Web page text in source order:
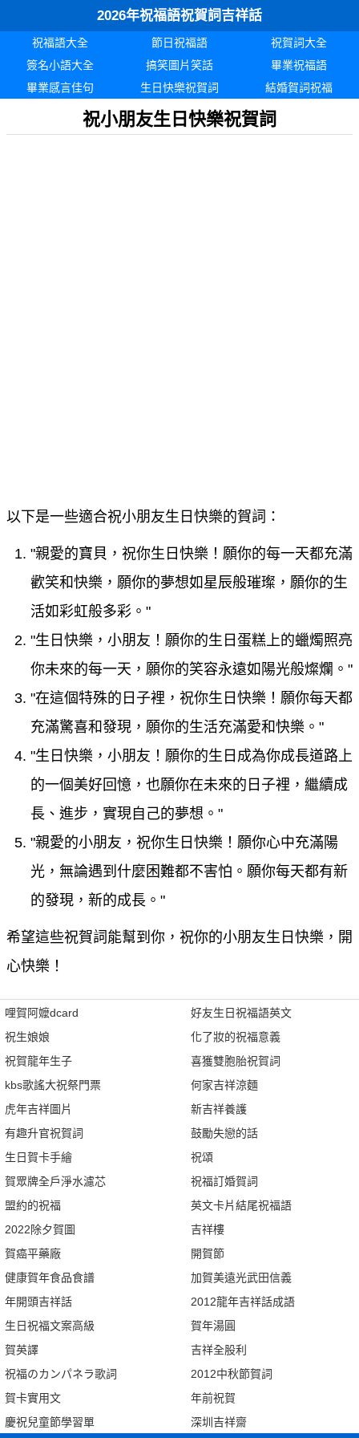
2026年祝福語祝賀詞吉祥話
祝福語大全 節日祝福語
祝賀詞大全
簽名小語大全
搞笑圖片笑話
畢業祝福語
畢業感言佳句
生日快樂祝賀詞 結婚賀詞祝福
祝小朋友生日快樂祝賀詞
以下是一些適合祝小朋友生日快樂的賀詞：
"親愛的寶貝，祝你生日快樂！願你的每一天都充滿
歡笑和快樂，願你的夢想如星辰般璀璨，願你的生
活如彩虹般多彩。"
"生日快樂，小朋友！願你的生日蛋糕上的蠟燭照亮
你未來的每一天，願你的笑容永遠如陽光般燦爛。"
"在這個特殊的日子裡，祝你生日快樂！願你每天都
充滿驚喜和發現，願你的生活充滿愛和快樂。"
"生日快樂，小朋友！願你的生日成為你成長道路上
的一個美好回憶，也願你在未來的日子裡，繼續成
長、進步，實現自己的夢想。"
"親愛的小朋友，祝你生日快樂！願你心中充滿陽
光，無論遇到什麼困難都不害怕。願你每天都有新
的發現，新的成長。"
希望這些祝賀詞能幫到你，祝你的小朋友生日快樂，開
心快樂！
哩賀阿嬤dcard
祝生娘娘
祝賀龍年生子
kbs歌謠大祝祭門票
虎年吉祥圖片
有趣升官祝賀詞
生日賀卡手繪
賀眾牌全戶淨水濾芯
盟約的祝福
2022除夕賀圖
賀癌平藥廠
健康賀年食品食譜
年開頭吉祥話
生日祝福文案高級
賀英譯
祝福のカンパネラ歌詞
賀卡實用文
慶祝兒童節學習單
好友生日祝福語英文
化了妝的祝福意義
喜獲雙胞胎祝賀詞
何家吉祥涼麵
新吉祥養護
鼓勵失戀的話
祝頌
祝福訂婚賀詞
英文卡片結尾祝福語
吉祥樓
開賀節
加賀美遠光武田信義
2012龍年吉祥話成語
賀年湯圓
吉祥全股利
2012中秋節賀詞
年前祝賀
深圳吉祥齋